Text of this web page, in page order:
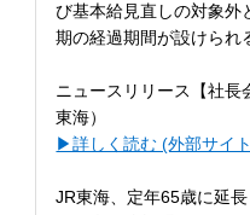
び基本給見直しの対象外
期の経過期間が設けられ
ニュースリリース【社長
東海）
▶︎詳しく読む (外部サイ
JR東海、定年65歳に延